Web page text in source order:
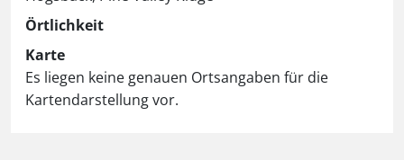
Örtlichkeit
Karte
Es liegen keine genauen Ortsangaben für die
Kartendarstellung vor.